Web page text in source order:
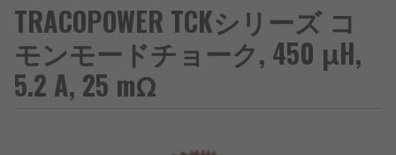
TRACOPOWER TCKシリーズ コ
モンモードチョーク, 450 μH,
5.2 A, 25 mΩ